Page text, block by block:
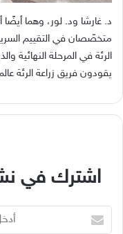
د. غارشا ود. لور، وهما
متخصّصان في التقييم
الرئة في المرحلة النهائية
يقودون فريق زراعة الرئة
اشترك في
بريدك